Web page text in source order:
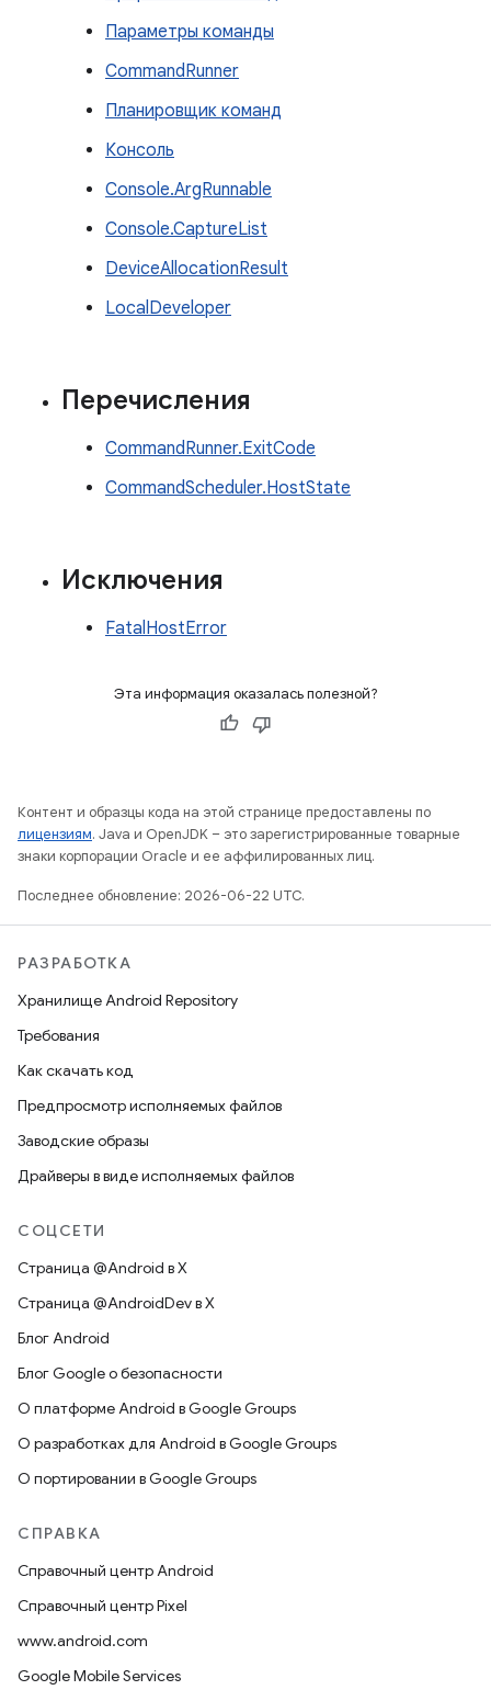
Параметры команды
CommandRunner
Планировщик команд
Консоль
Console.ArgRunnable
Console.CaptureList
DeviceAllocationResult
LocalDeveloper
Перечисления
CommandRunner.ExitCode
CommandScheduler.HostState
Исключения
FatalHostError
Эта информация оказалась полезной?
Контент и образцы кода на этой странице предоставлены по
лицензиям. Java и OpenJDK – это зарегистрированные товарные
знаки корпорации Oracle и ее аффилированных лиц.
Последнее обновление: 2026-06-22 UTC.
РАЗРАБОТКА
Хранилище Android Repository
Требования
Как скачать код
Предпросмотр исполняемых файлов
Заводские образы
Драйверы в виде исполняемых файлов
СОЦСЕТИ
Страница @Android в X
Страница @AndroidDev в X
Блог Android
Блог Google о безопасности
О платформе Android в Google Groups
О разработках для Android в Google Groups
О портировании в Google Groups
СПРАВКА
Справочный центр Android
Справочный центр Pixel
www.android.com
Google Mobile Services